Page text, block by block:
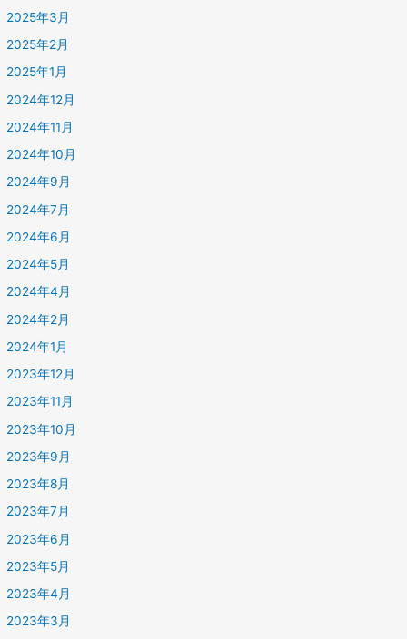
2025年3月
2025年2月
2025年1月
2024年12月
2024年11月
2024年10月
2024年9月
2024年7月
2024年6月
2024年5月
2024年4月
2024年2月
2024年1月
2023年12月
2023年11月
2023年10月
2023年9月
2023年8月
2023年7月
2023年6月
2023年5月
2023年4月
2023年3月